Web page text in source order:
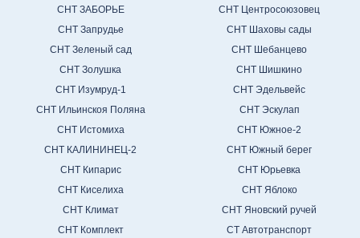
СНТ ЗАБОРЬЕ
СНТ Запрудье
СНТ Зеленый сад
СНТ Золушка
СНТ Изумруд-1
СНТ Ильинскоя Поляна
СНТ Истомиха
СНТ КАЛИНИНЕЦ-2
СНТ Кипарис
СНТ Киселиха
СНТ Климат
СНТ Комплект
СНТ Центросоюзовец
СНТ Шаховы сады
СНТ Шебанцево
СНТ Шишкино
СНТ Эдельвейс
СНТ Эскулап
СНТ Южное-2
СНТ Южный берег
СНТ Юрьевка
СНТ Яблоко
СНТ Яновский ручей
СТ Автотранспорт